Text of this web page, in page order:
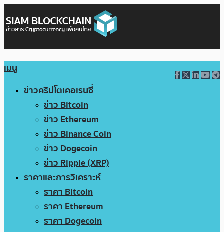
เมนู
ข่าวคริปโตเคอเรนซี่
ข่าว Bitcoin
ข่าว Ethereum
ข่าว Binance Coin
ข่าว Dogecoin
ข่าว Ripple (XRP)
ราคาและการวิเคราะห์
ราคา Bitcoin
ราคา Ethereum
ราคา Dogecoin